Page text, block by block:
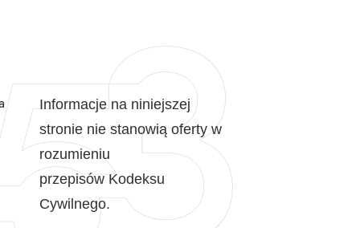
Informacje na niniejszej
stronie nie stanowią oferty w
rozumieniu
przepisów Kodeksu
Cywilnego.